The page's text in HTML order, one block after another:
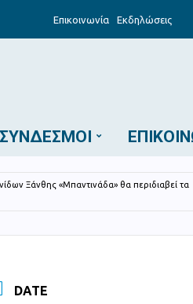
Επικοινωνία Εκδηλώσεις
Ξάνθης «Μπαντινάδα» θα περιδιαβεί τα
DATE